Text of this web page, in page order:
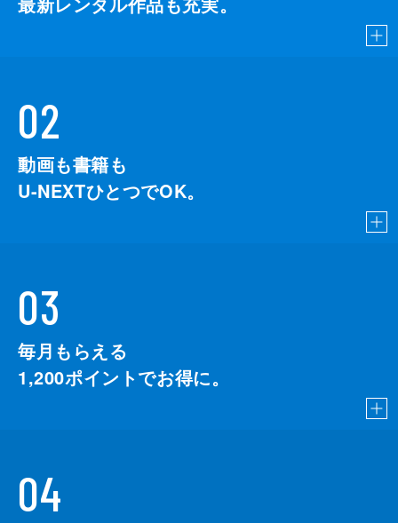
02
動画も書籍も
U-NEXTひとつでOK。
03
毎月もらえる
1,200ポイントでお得に。
04